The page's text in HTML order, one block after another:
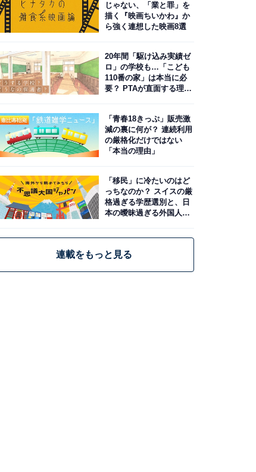
じゃない、「業と罪」を
描く『映画ちいかわ』か
ら強く連想した映画8選
20年間「駆け込み実績ゼ
ロ」の学校も…「こども
110番の家」は本当に必
要？ PTAが直面する理想
「青春18きっぷ」販売激
減の裏に何が？ 連続利用
の厳格化だけではない
「本当の理由」
「移民」に冷たいのはど
っちなのか？ スイスの厳
格過ぎる学歴選別と、日
本の曖昧過ぎる外国人政
連載をもっと見る